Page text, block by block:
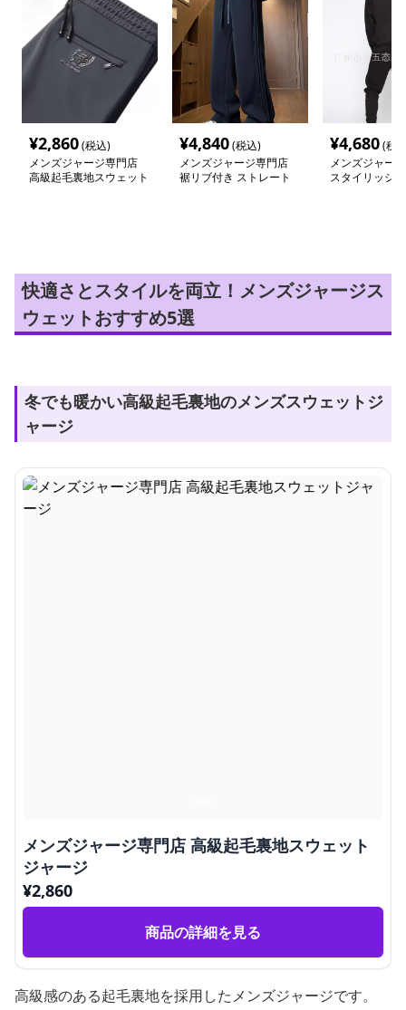
¥2,860(税込)
メンズジャージ専門店
高級起毛裏地スウェット
¥4,840(税込)
メンズジャージ専門店
裾リブ付き ストレート
¥4,680(税
メンズジャー
スタイリッシ
快適さとスタイルを両立！メンズジャージス
ウェットおすすめ5選
冬でも暖かい高級起毛裏地のメンズスウェットジ
ャージ
メンズジャージ専門店 高級起毛裏地スウェット
ジャージ
¥2,860
商品の詳細を見る
高級感のある起毛裏地を採用したメンズジャージです。